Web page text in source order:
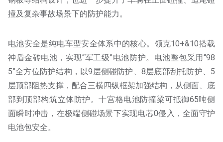
撞及复杂事故场景下的防护能力。
电池安全是纯电车型安全体系中的核心。领克10+&10搭载
神盾金砖电池，实现“军工级”电池防护。电池整包采用“98
5”全方位防护结构，以9层侧碰防护、8层底部刮托防护、5
层顶部阻热支撑，配合三横四纵框架加强结构，从侧面、底
部到顶部构筑立体防护。十宫格电池防撞梁可抵御65吨侧
面瞬时冲击，在极端侧碰场景下实现电芯0侵入，全面守护
电池包安全。